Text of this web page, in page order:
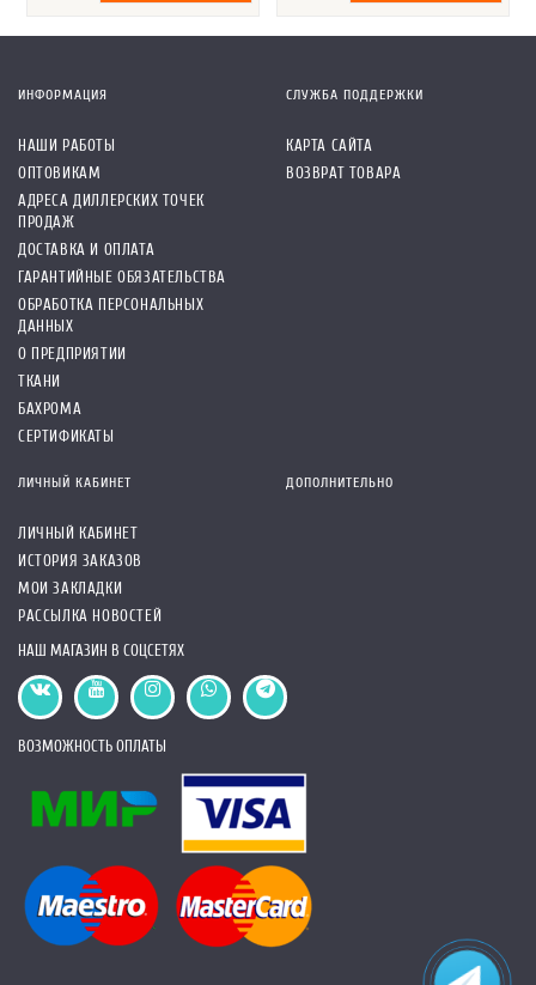
ИНФОРМАЦИЯ
НАШИ РАБОТЫ
ОПТОВИКАМ
АДРЕСА ДИЛЛЕРСКИХ ТОЧЕК
ПРОДАЖ
ДОСТАВКА И ОПЛАТА
ГАРАНТИЙНЫЕ ОБЯЗАТЕЛЬСТВА
ОБРАБОТКА ПЕРСОНАЛЬНЫХ
ДАННЫХ
О ПРЕДПРИЯТИИ
ТКАНИ
БАХРОМА
СЕРТИФИКАТЫ
СЛУЖБА ПОДДЕРЖКИ
КАРТА САЙТА
ВОЗВРАТ ТОВАРА
ЛИЧНЫЙ КАБИНЕТ
ЛИЧНЫЙ КАБИНЕТ
ИСТОРИЯ ЗАКАЗОВ
МОИ ЗАКЛАДКИ
РАССЫЛКА НОВОСТЕЙ
ДОПОЛНИТЕЛЬНО
НАШ МАГАЗИН В СОЦСЕТЯХ
ВОЗМОЖНОСТЬ ОПЛАТЫ